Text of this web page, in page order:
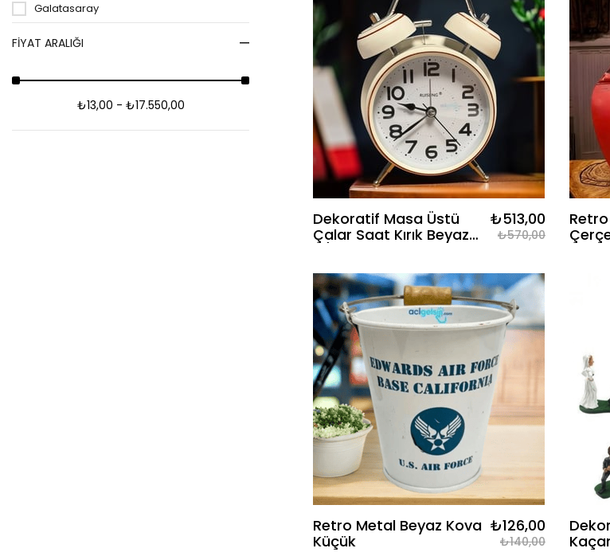
Galatasaray
FIYAT ARALIĞI
₺13,00 - ₺17.550,00
Dekoratif Masa Üstü
Çalar Saat Kırık Beyaz
₺513,00
₺570,00
Retro Metal Beyaz Kova
Küçük
₺126,00
₺140,00